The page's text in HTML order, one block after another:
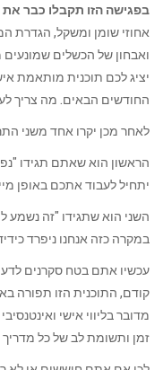
בפגישה הזו תקבלו כבר
אחוזי שומן ומשקל, הגדרת
ואבחון של הכשלים
החודשים הבאים. מה צריך
לאחר מכן יקרו אחד משני
הראשון הוא שאתם תגידו
יתחיל לעבוד אתכם באופן
השני הוא שתגידו "זה נשמע
במקרה כזה אנחנו ניפרד
עכשיו אתם בטח סקרנים
קודם, התוכנית הזו תפורה
מדובר בליווי אישי
זמן ותשומת לב של כל מדריך